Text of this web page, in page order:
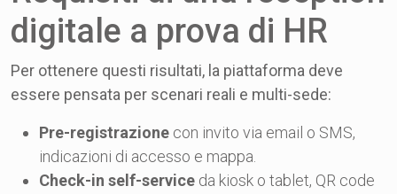
digitale a prova di HR
Per ottenere questi risultati, la piattaforma deve
essere pensata per scenari reali e multi-sede:
Pre-registrazione con invito via email o SMS,
indicazioni di accesso e mappa.
Check-in self-service da kiosk o tablet, QR code